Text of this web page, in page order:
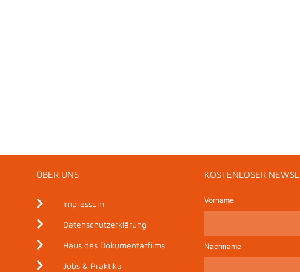
ÜBER UNS
Impressum
Datenschutzerklärung
Haus des Dokumentarfilms
Jobs & Praktika
KOSTENLOSER
Vorname
Nachname